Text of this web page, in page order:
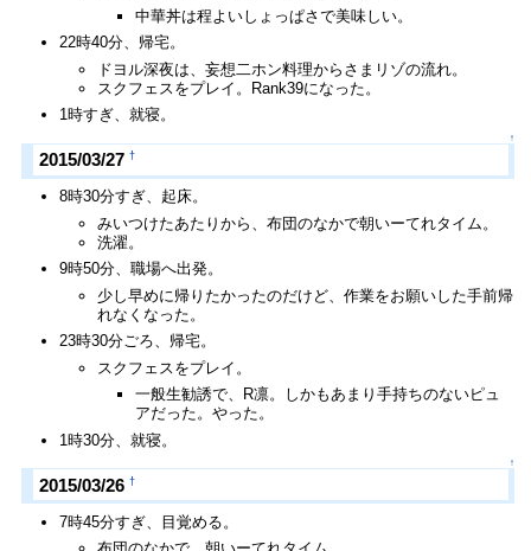
中華丼は程よいしょっぱさで美味しい。
22時40分、帰宅。
ドヨル深夜は、妄想二ホン料理からさまリゾの流れ。
スクフェスをプレイ。Rank39になった。
1時すぎ、就寝。
↑
2015/03/27 †
8時30分すぎ、起床。
みいつけたあたりから、布団のなかで朝いーてれタイム。
洗濯。
9時50分、職場へ出発。
少し早めに帰りたかったのだけど、作業をお願いした手前帰
れなくなった。
23時30分ごろ、帰宅。
スクフェスをプレイ。
一般生勧誘で、R凛。しかもあまり手持ちのないピュ
アだった。やった。
1時30分、就寝。
↑
2015/03/26 †
7時45分すぎ、目覚める。